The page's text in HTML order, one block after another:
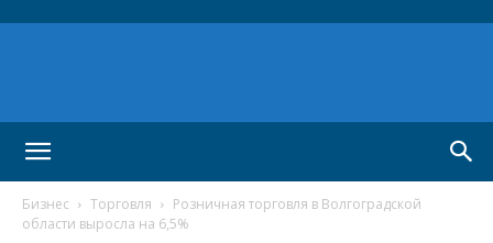
Бизнес Торговля
Розничная торговля в Волгоградской
области выросла на 6,5%